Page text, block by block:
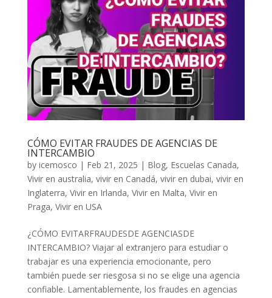
CÓMO EVITAR FRAUDES DE AGENCIAS DE
INTERCAMBIO
by icemosco | Feb 21, 2025 | Blog, Escuelas Canada,
Vivir en australia, vivir en Canadá, vivir en dubai, vivir en
Inglaterra, Vivir en Irlanda, Vivir en Malta, Vivir en
Praga, Vivir en USA
¿CÓMO EVITARFRAUDESDE AGENCIASDE
INTERCAMBIO? Viajar al extranjero para estudiar o
trabajar es una experiencia emocionante, pero
también puede ser riesgosa si no se elige una agencia
confiable. Lamentablemente, los fraudes en agencias